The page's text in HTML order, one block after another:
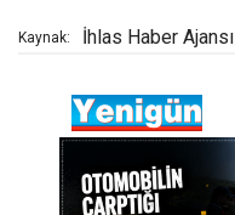
Kaynak: İhlas Haber Ajansı